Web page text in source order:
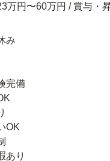
万円〜60万円 / 賞与・
み
完備
OK
あり